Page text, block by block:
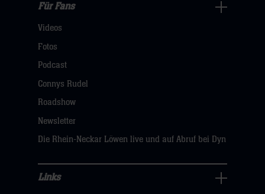
Fans
Navigation
öffnen,
hier
Für Fans
Videos
Fotos
Podcast
Connys Rudel
Roadshow
Newsletter
Die Rhein-Neckar Löwen live und auf Abruf bei Dyn
Links